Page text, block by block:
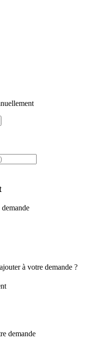
à votre demande ?
demande